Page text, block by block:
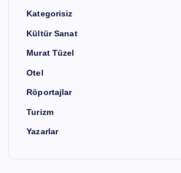
Kategorisiz
Kültür Sanat
Murat Tüzel
Otel
Röportajlar
Turizm
Yazarlar